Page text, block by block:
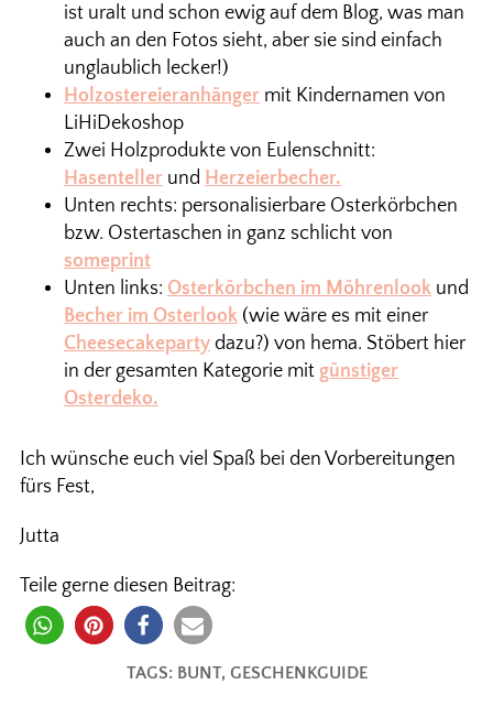
ist uralt und schon ewig auf dem Blog, was man
auch an den Fotos sieht, aber sie sind einfach
unglaublich lecker!)
Holzostereieranhängermit Kindernamen von
LiHiDekoshop
Zwei Holzprodukte von Eulenschnitt:
Hasentellerund Herzeierbecher.
Unten rechts: personalisierbare Osterkörbchen
bzw. Ostertaschen in ganz schlicht von
someprint
Unten links: Osterkörbchen im Möhrenlookund
Becher im Osterlook(wie wäre es mit einer
Cheesecakepartydazu?) von hema. Stöbert hier
in der gesamten Kategorie mit günstiger
Osterdeko.
Ich wünsche euch viel Spaß bei den Vorbereitungen
fürs Fest,
Jutta
Teile gerne diesen Beitrag:
TAGS: BUNT, GESCHENKGUIDE